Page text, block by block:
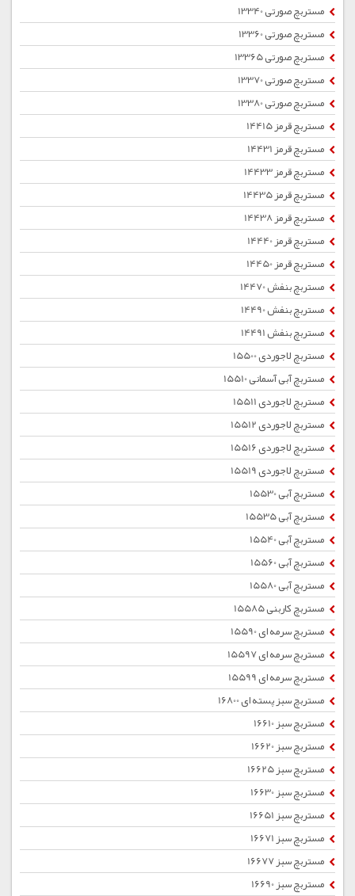
مستربچ صورتی 13340
مستربچ صورتی 13360
مستربچ صورتی 13365
مستربچ صورتی 13370
مستربچ صورتی 13380
مستربچ قرمز 14415
مستربچ قرمز 14431
مستربچ قرمز 14433
مستربچ قرمز 14435
مستربچ قرمز 14438
مستربچ قرمز 14440
مستربچ قرمز 14450
مستربچ بنفش 14470
مستربچ بنفش 14490
مستربچ بنفش 14491
مستربچ لاجوردی 15500
مستربچ آبی آسمانی 15510
مستربچ لاجوردی 15511
مستربچ لاجوردی 15512
مستربچ لاجوردی 15516
مستربچ لاجوردی 15519
مستربچ آبی 15530
مستربچ آبی 15535
مستربچ آبی 15540
مستربچ آبی 15560
مستربچ آبی 15580
مستربچ کاربنی 15585
مستربچ سرمه ای 15590
مستربچ سرمه ای 15597
مستربچ سرمه ای 15599
مستربچ سبز پسته ای 16800
مستربچ سبز 16610
مستربچ سبز 16620
مستربچ سبز 16625
مستربچ سبز 16630
مستربچ سبز 16651
مستربچ سبز 16671
مستربچ سبز 16677
مستربچ سبز 16690